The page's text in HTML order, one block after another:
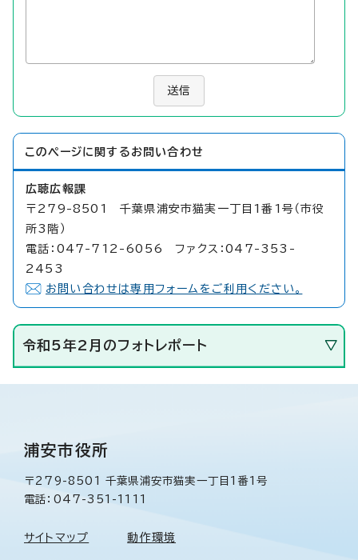
送信
このページに関する お問い合わせ
広聴広報課
〒279-8501 千葉県浦安市猫実一丁目1番1号（市役
所3階）
電話：047-712-6056 ファクス：047-353-
2453
お問い合わせは専用フォームをご利用ください。
令和5年2月のフォトレポート
浦安市役所
〒279-8501 千葉県浦安市猫実一丁目1番1号
電話：047-351-1111
サイトマップ 動作環境